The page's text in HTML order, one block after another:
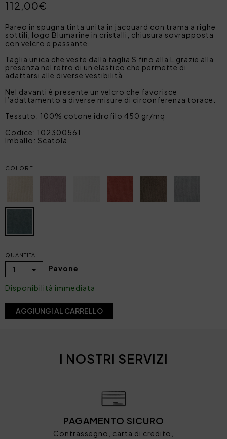
112,00€
Pareo in spugna tinta unita in jacquard con trama a righe
sottili, logo Blumarine in cristalli, chiusura sovrapposta
con velcro e passante.
Taglia unica che veste dalla taglia S fino alla L grazie alla
presenza nel retro di un elastico che permette di
adattarsi alle diverse vestibilità.
Nel davanti è presente un velcro che favorisce
l’adattamento a diverse misure di circonferenza torace.
Tessuto: 100% cotone idrofilo 450 gr/mq
Codice: 102300561
Imballo: Scatola
COLORE
QUANTITÀ
1 Pavone
Disponibilità immediata
AGGIUNGI AL CARRELLO
I NOSTRI SERVIZI
PAGAMENTO SICURO
Contrassegno, carta di credito,